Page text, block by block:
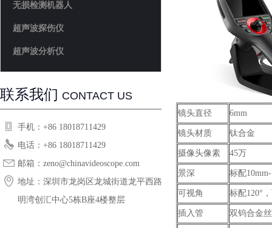
无损检测机器人
超声波探伤仪
超声波分析仪
联系我们 CONTACT US
手机：+86 18018711429
电话：+86 18018711429
邮箱：zeno@chinavideoscope.com
地址：深圳市龙岗区龙城街道龙平西路恒
明湾创汇中心5栋B座4楼整层
镜头直径 6mm
镜头材质 钛合金
摄像头像素 45万
景深 标配
可视角 标配120°
插入管 双钨合金